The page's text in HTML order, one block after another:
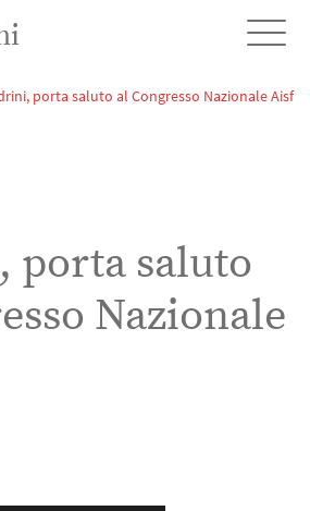
porta saluto al Congresso Nazionale Aisf
porta saluto
Nazionale